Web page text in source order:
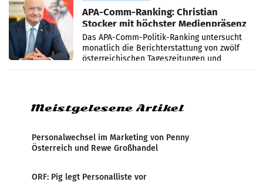
APA-Comm-Ranking: Christian
Stocker mit höchster Medienpräsenz
im Juli
Das APA-Comm-Politik-Ranking untersucht
monatlich die Berichterstattung von zwölf
österreichischen Tageszeitungen und
analysiert, welche Politikerinnen und
Meistgelesene Artikel
Personalwechsel im Marketing von Penny
Österreich und Rewe Großhandel
ORF: Pig legt Personalliste vor